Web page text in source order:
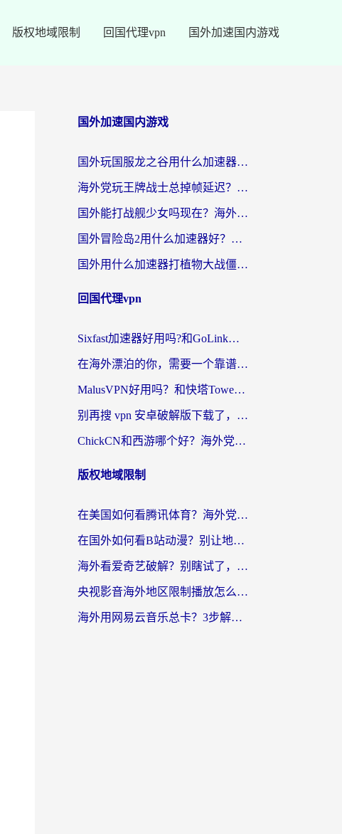
版权地域限制 回国代理vpn 国外加速国内游戏
国外加速国内游戏
国外玩国服龙之谷用什么加速器最好？一份给海外游子的终极指南
海外党玩王牌战士总掉帧延迟？这份王牌战士延迟加速器终极指南救你命
国外能打战舰少女吗现在？海外玩家的国服游戏加速终极指南
国外冒险岛2用什么加速器好？海外党国服游戏畅玩全攻略（附鸣潮哈利波特加速技巧）
国外用什么加速器打植物大战僵尸好？海外党国服游戏加速终极指南
回国代理vpn
Sixfast加速器好用吗?和GoLink加速器对比哪个回国效果更好?海外党亲测实用指南
在海外漂泊的你，需要一个靠谱的“回国机场”
MalusVPN好用吗？和快塔TowerFastVPN对比哪个回国效果更好？海外党亲测实用指南
别再搜 vpn 安卓破解版下载了，海外党回国上网的正确姿势在这里
ChickCN和西游哪个好？海外党2026亲测回国加速器选择指南（附expressvpn中国对比）
版权地域限制
在美国如何看腾讯体育？海外党解锁NBA欧洲杯直播的终极攻略
在国外如何看B站动漫？别让地区限制打断你的追番节奏
海外看爱奇艺破解？别瞎试了，这才是留学生华人追剧看球的正确打开方式
央视影音海外地区限制播放怎么办？海外党亲测有效的回国加速指南
海外用网易云音乐总卡？3步解决版权限制+卡顿，还能听喜马拉雅！